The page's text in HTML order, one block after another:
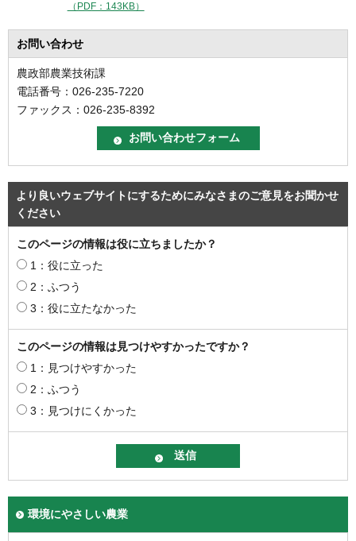
（PDF：143KB）
お問い合わせ
農政部農業技術課
電話番号：026-235-7220
ファックス：026-235-8392
より良いウェブサイトにするためにみなさまのご意見をお聞かせ
ください
このページの情報は役に立ちましたか？
1：役に立った
2：ふつう
3：役に立たなかった
このページの情報は見つけやすかったですか？
1：見つけやすかった
2：ふつう
3：見つけにくかった
環境にやさしい農業